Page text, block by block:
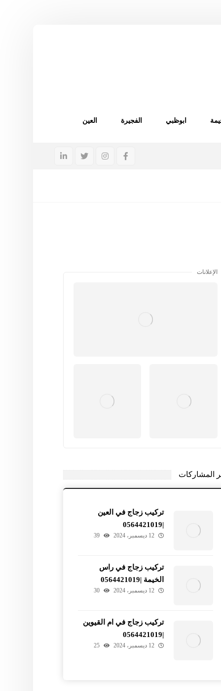
ابوظبي الفجيرة العين
الإعلانات
المشاركات
تركيب زجاج في العين
|0564421019
12 ديسمبر، 2024 39
تركيب زجاج في راس
الخيمة |0564421019
12 ديسمبر، 2024 30
تركيب زجاج في ام القيوين
|0564421019
12 ديسمبر، 2024 25